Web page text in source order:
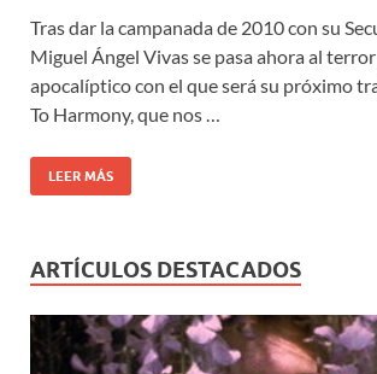
Tras dar la campanada de 2010 con su
Miguel Ángel Vivas se pasa ahora al
apocalíptico con el que será su próximo
To Harmony, que nos …
LEER MÁS
ARTÍCULOS DESTACADOS